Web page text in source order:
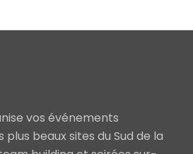
vos événements
plus beaux sites du Sud de la